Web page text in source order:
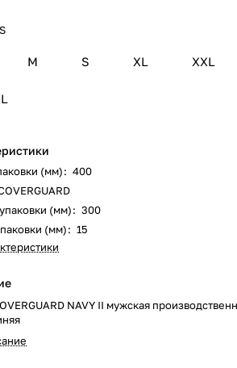
S
M S XL XXL
(мм): 400
(мм): 300
(мм): 15
NAVY II мужская